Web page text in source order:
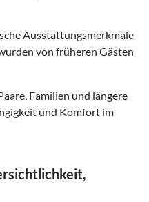
Ausstattungsmerkmale
von früheren Gästen
Familien und längere
und Komfort im